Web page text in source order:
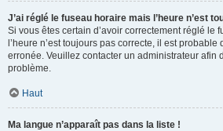
J’ai réglé le fuseau horaire mais l’heure n’est
Si vous êtes certain d’avoir correctement réglé le
l’heure n’est toujours pas correcte, il est
erronée. Veuillez contacter un administrateur afin
problème.
Haut
Ma langue n’apparaît pas dans la liste !